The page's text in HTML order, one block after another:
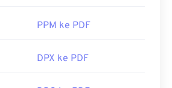
PPM ke PDF
DPX ke PDF